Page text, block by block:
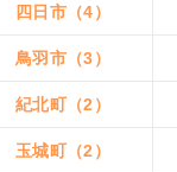
四日市（4）
鳥羽市（3）
紀北町（2）
玉城町（2）